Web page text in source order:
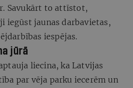
Savukārt to attīstot,
iegūst jaunas darbavietas,
iespējas.
jūrā
liecina, ka Latvijas
par vēja parku iecerēm un